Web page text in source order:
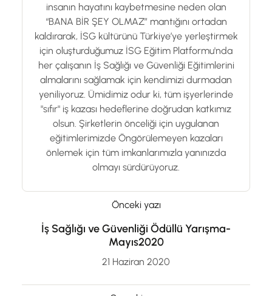
insanın hayatını kaybetmesine neden olan
“BANA BİR ŞEY OLMAZ” mantığını ortadan
kaldırarak, İSG kültürünü Türkiye’ye yerleştirmek
için oluşturduğumuz İSG Eğitim Platformu'nda
her çalışanın İş Sağlığı ve Güvenliği Eğitimlerini
almalarını sağlamak için kendimizi durmadan
yeniliyoruz. Ümidimiz odur ki, tüm işyerlerinde
"sıfır" iş kazası hedeflerine doğrudan katkımız
olsun. Şirketlerin önceliği için uygulanan
eğitimlerimizde Öngörülemeyen kazaları
önlemek için tüm imkanlarımızla yanınızda
olmayı sürdürüyoruz.
Önceki yazı
İş Sağlığı ve Güvenliği Ödüllü Yarışma-
Mayıs2020
21 Haziran 2020